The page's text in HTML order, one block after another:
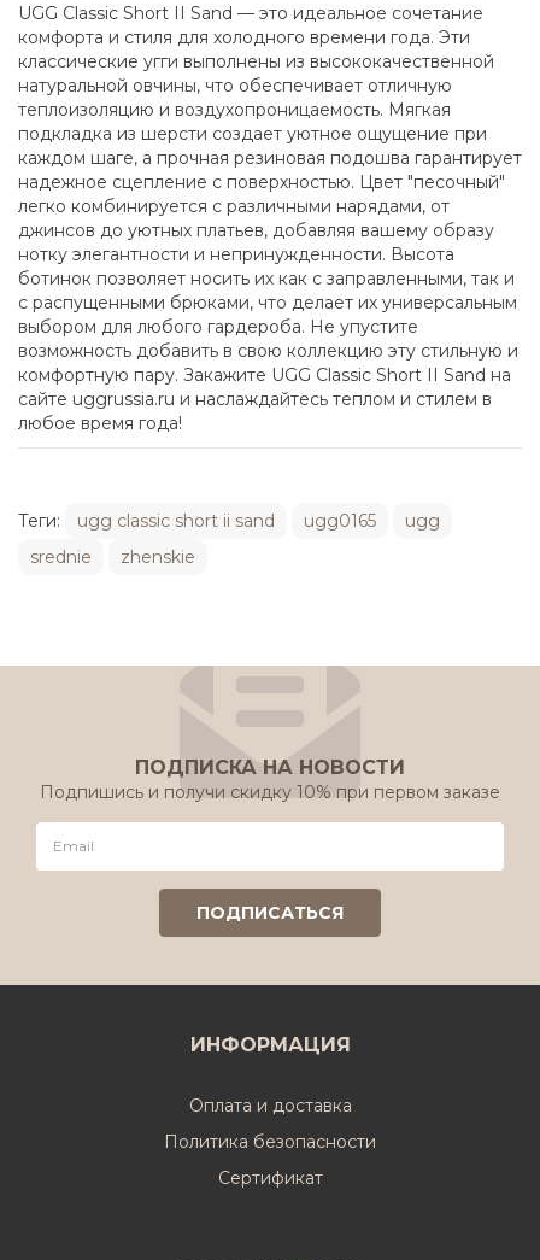
UGG Classic Short II Sand — это идеальное сочетание
комфорта и стиля для холодного времени года. Эти
классические угги выполнены из высококачественной
натуральной овчины, что обеспечивает отличную
теплоизоляцию и воздухопроницаемость. Мягкая
подкладка из шерсти создает уютное ощущение при
каждом шаге, а прочная резиновая подошва гарантирует
надежное сцепление с поверхностью. Цвет "песочный"
легко комбинируется с различными нарядами, от
джинсов до уютных платьев, добавляя вашему образу
нотку элегантности и непринужденности. Высота
ботинок позволяет носить их как с заправленными, так и
с распущенными брюками, что делает их универсальным
выбором для любого гардероба. Не упустите
возможность добавить в свою коллекцию эту стильную и
комфортную пару. Закажите UGG Classic Short II Sand на
сайте uggrussia.ru и наслаждайтесь теплом и стилем в
любое время года!
Теги: ugg classic short ii sand ugg0165
ugg
srednie
zhenskie
ПОДПИСКА НА НОВОСТИ
Подпишись и получи скидку 10% при первом заказе
ИНФОРМАЦИЯ
Оплата и доставка
Политика безопасности
Cертификат